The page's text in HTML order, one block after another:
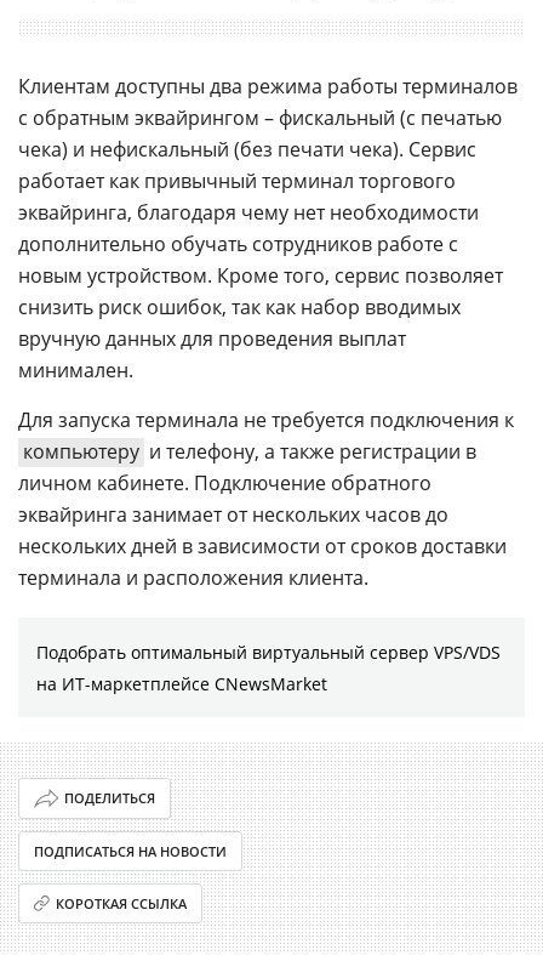
Клиентам доступны два режима работы терминалов
с обратным эквайрингом – фискальный (с печатью
чека) и нефискальный (без печати чека). Сервис
работает как привычный терминал торгового
эквайринга, благодаря чему нет необходимости
дополнительно обучать сотрудников работе с
новым устройством. Кроме того, сервис позволяет
снизить риск ошибок, так как набор вводимых
вручную данных для проведения выплат
минимален.
Для запуска терминала не требуется подключения к
компьютеру и телефону, а также регистрации в
личном кабинете. Подключение обратного
эквайринга занимает от нескольких часов до
нескольких дней в зависимости от сроков доставки
терминала и расположения клиента.
Подобрать оптимальный виртуальный сервер VPS/VDS
на ИТ-маркетплейсе CNewsMarket
ПОДЕЛИТЬСЯ
ПОДПИСАТЬСЯ НА НОВОСТИ
КОРОТКАЯ ССЫЛКА